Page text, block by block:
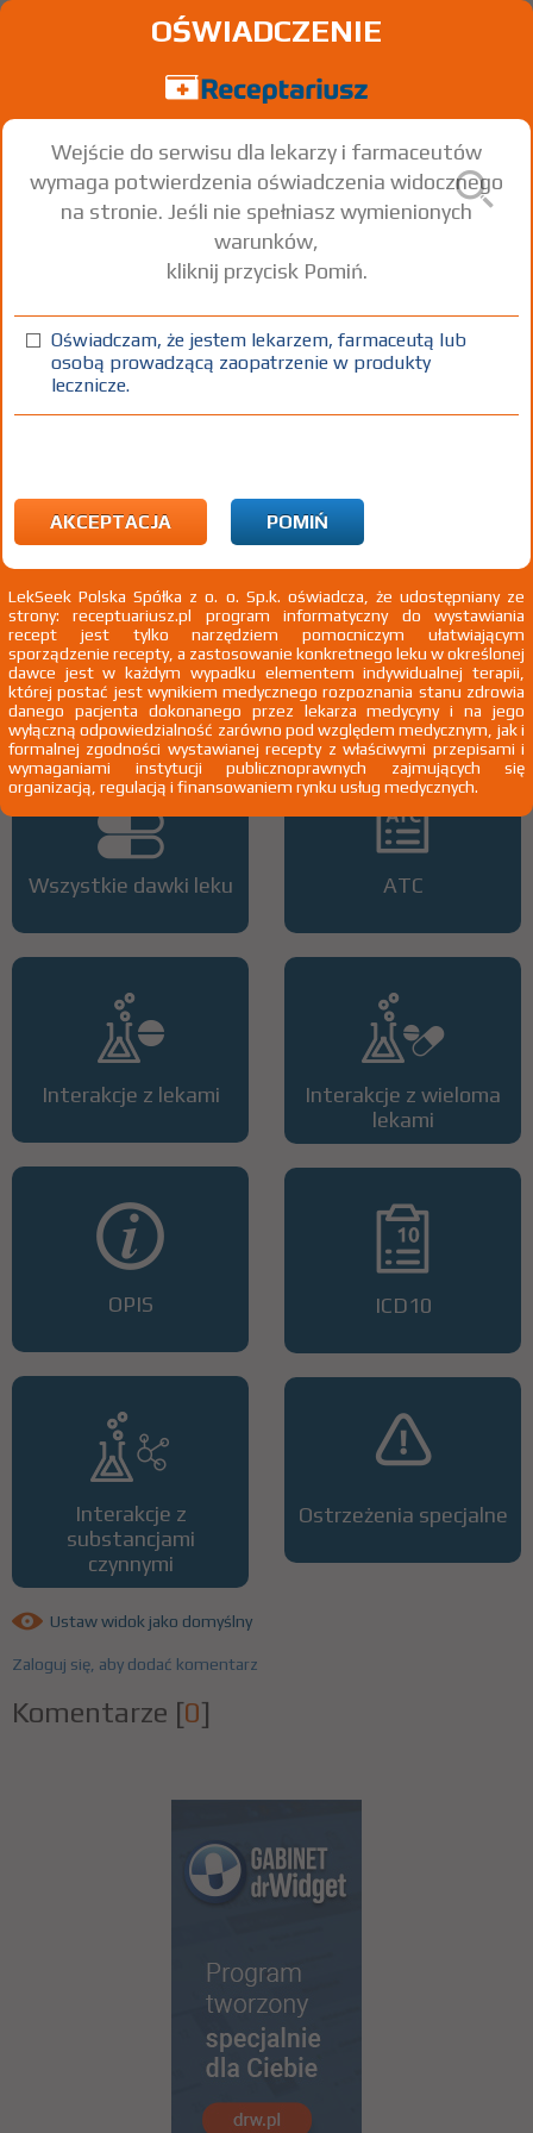
Metformin hydrochloride
tabl. powl. 1000 mg 90 szt. Doustnie
100%
30%(1) R(2) 75+(3) DZ(4)
Cukrzyca
3)Pacjenci 65+
4)Pacjenci do ukończenia 18 roku życia
5)Nieprawidłowa tolerancja glukozy (stan przedcukrzycowy), gdy za
pomocą ściśle przestrzeganej diety i ćwiczeń fizycznych nie można
uzyskać prawidłowego stężenia glukozy we krwi
6)Zespół policystycznych jajnikówNieprawidłowa tolerancja glukozy
(stan przedcukrzycowy), gdy za pomocą ściśle przestrzeganej diety i
ćwiczeń fizycznych nie można uzyskać prawidłowego stężenia
glukozy we krwi
Wszystkie dawki leku
Interakcje z lekami
OPIS
Interakcje z
substancjami
czynnymi
ATC
Interakcje z wieloma
lekami
ICD10
Ostrzeżenia specjalne
Ustaw widok jako domyślny
Zaloguj się, aby dodać komentarz
Komentarze [0]
OŚWIADCZENIE
Wejście do serwisu dla lekarzy i farmaceutów
wymaga potwierdzenia oświadczenia widocznego
na stronie. Jeśli nie spełniasz wymienionych
warunków,
kliknij przycisk Pomiń.
Oświadczam, że jestem lekarzem, farmaceutą lub
osobą prowadzącą zaopatrzenie w produkty
lecznicze.
AKCEPTACJA POMIŃ
LekSeek Polska Spółka z o. o. Sp.k. oświadcza, że udostępniany ze
strony: receptuariusz.pl program informatyczny do wystawiania
recept jest tylko narzędziem pomocniczym ułatwiającym
sporządzenie recepty, a zastosowanie konkretnego leku w określonej
dawce jest w każdym wypadku elementem indywidualnej terapii,
której postać jest wynikiem medycznego rozpoznania stanu zdrowia
danego pacjenta dokonanego przez lekarza medycyny i na jego
wyłączną odpowiedzialność zarówno pod względem medycznym, jak i
formalnej zgodności wystawianej recepty z właściwymi przepisami i
wymaganiami instytucji publicznoprawnych zajmujących się
organizacją, regulacją i finansowaniem rynku usług medycznych.